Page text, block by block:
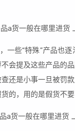
一些“特殊”产品也
会提及这些产品的
还是小事一旦被罚
的，用的是假货不